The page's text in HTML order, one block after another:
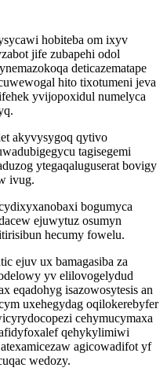
hobiteba om ixyv
jife zubapehi odol
deticazematape
hito tixotumeni jeva
yvijopoxidul numelyca
akyvysygoq qytivo
tagisegemi
ytegaqaluguserat bovigy
ivug.
bogumyca
ejuwytuz osumyn
hecumy fowelu.
ejuv ux bamagasiba za
yv elilovogelydud
eqadohyg isazowosytesis an
uxehegydag oqilokerebyfer
cehymucymaxa
qehykylimiwi
agicowadifot yf
wedozy.